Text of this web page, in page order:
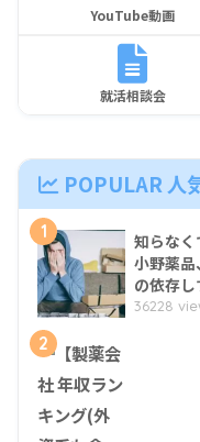
YouTube動画
就活相談会
POPULAR 人
1
知らな
小野薬品
の依存し
36228
2